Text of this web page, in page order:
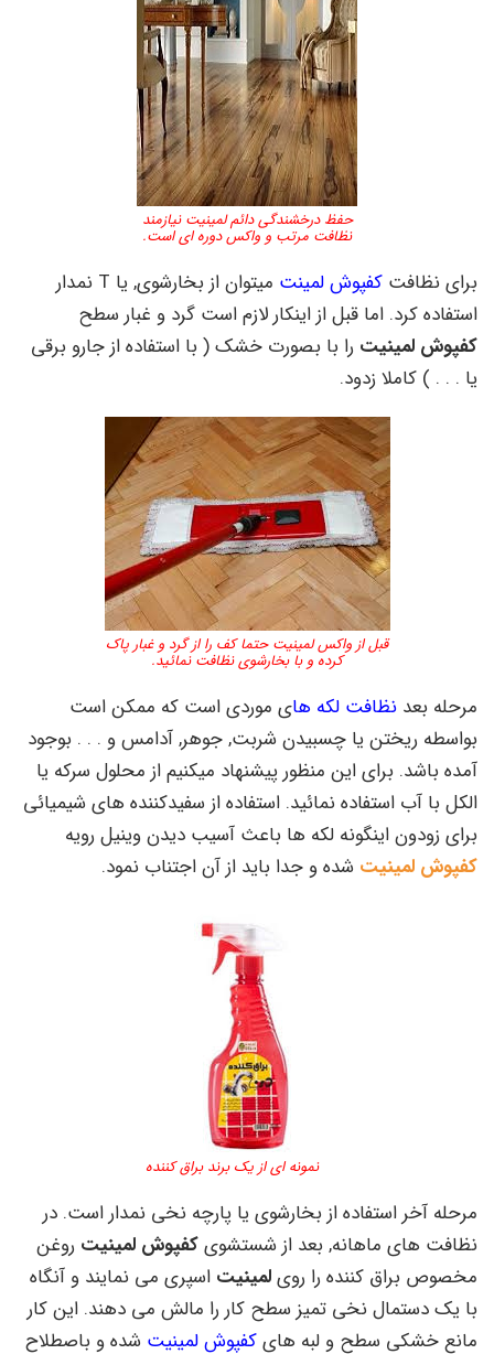
حفظ درخشندگی دائم لمینیت نیازمند
نظافت مرتب و واکس دوره ای است.
برای نظافت کفپوش لمینت
میتوان از بخارشوی, یا T نمدار
استفاده کرد. اما قبل از اینکار لازم است گرد و غبار سطح
کفپوش لمینیت را با بصورت خشک ( با استفاده از جارو برقی
یا . . . ) کاملا زدود.
قبل از واکس لمینیت حتما کف را از گرد و غبار پاک
کرده و با بخارشوی نظافت نمائید.
مرحله بعد نظافت لکه های موردی است که ممکن است
بواسطه ریختن یا چسبیدن شربت, جوهر, آدامس و . . . بوجود
آمده باشد. برای این منظور پیشنهاد میکنیم از محلول سرکه یا
الکل با آب استفاده نمائید. استفاده از سفیدکننده های شیمیائی
برای زودون اینگونه لکه ها باعث آسیب دیدن وینیل رویه
کفپوش لمینیت شده و جدا باید از آن اجتناب نمود.
نمونه ای از یک برند براق کننده
مرحله آخر استفاده از بخارشوی یا پارچه نخی نمدار است. در
نظافت های ماهانه, بعد از شستشویکفپوش لمینیت روغن
مخصوص براق کننده را رویلمینیت اسپری می نمایند و آنگاه
با یک دستمال نخی تمیز سطح کار را مالش می دهند. این کار
مانع خشکی سطح و لبه هایکفپوش لمینیت شده و باصطلاح